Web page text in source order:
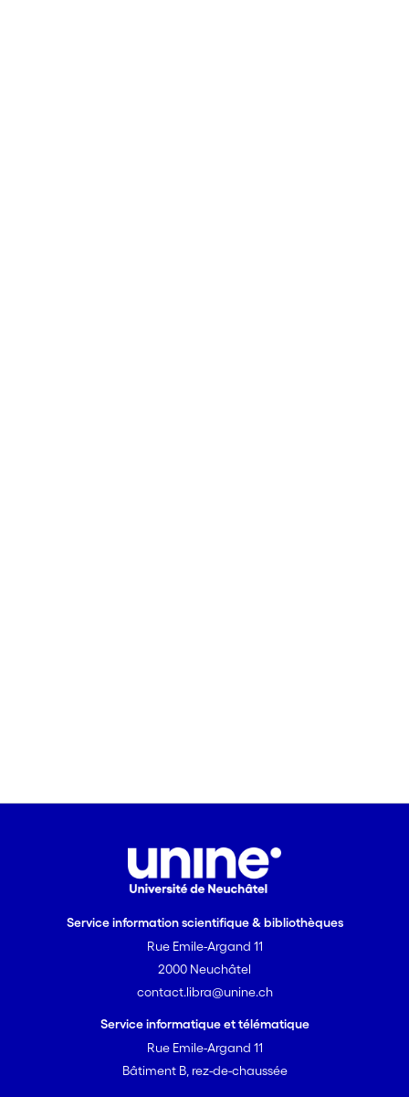
Service information scientifique & bibliothèques
Rue Emile-Argand 11
2000 Neuchâtel
contact.libra@unine.ch
Service informatique et télématique
Rue Emile-Argand 11
Bâtiment B, rez-de-chaussée